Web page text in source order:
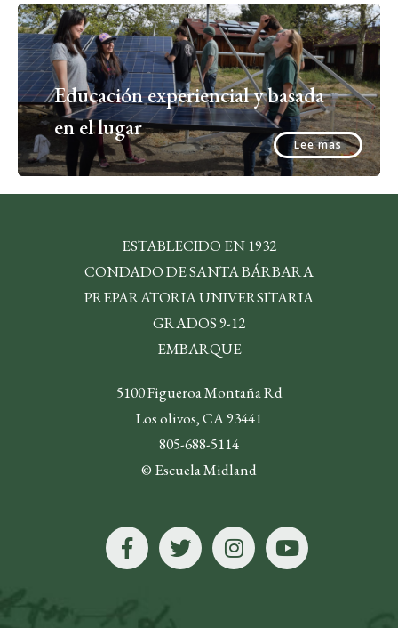
Educación experiencial y basada
en el lugar
Lee mas
ESTABLECIDO EN 1932
CONDADO DE SANTA BÁRBARA
PREPARATORIA UNIVERSITARIA
GRADOS 9-12
EMBARQUE
5100 Figueroa Montaña Rd
Los olivos, CA 93441
805-688-5114
© Escuela Midland